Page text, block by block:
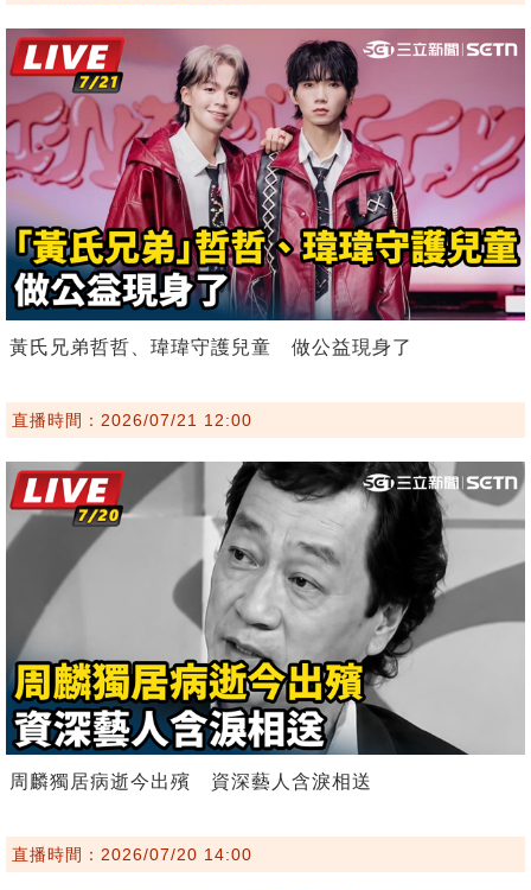
黃氏兄弟哲哲、瑋瑋守護兒童 做公益現身了
直播時間：2026/07/21 12:00
周麟獨居病逝今出殯 資深藝人含淚相送
直播時間：2026/07/20 14:00